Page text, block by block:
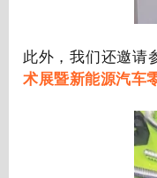
此外，我们还邀请
术展暨新能源汽车